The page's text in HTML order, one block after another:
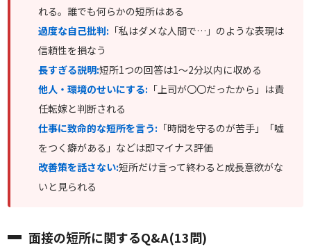
れる。誰でも何らかの短所はある
過度な自己批判: 「私はダメな人間で…」のような表現は
信頼性を損なう
長すぎる説明:短所1つの回答は1〜2分以内に収める
他人・環境のせいにする: 「上司が〇〇だったから」は責
任転嫁と判断される
仕事に致命的な短所を言う: 「時間を守るのが苦手」「嘘
をつく癖がある」などは即マイナス評価
改善策を話さない:短所だけ言って終わると成長意欲がな
いと見られる
面接の短所に関するQ&A(13問)